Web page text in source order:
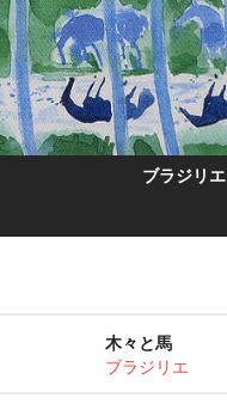
ブラジリエ
木々と馬
ブラジリエ